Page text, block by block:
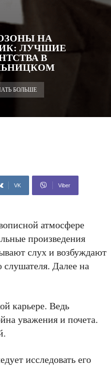
НА
ЛУЧШИЕ
В
БОЛЬШЕ
VK Viber
атмосфере
произведения
слух и возбуждают
Далее на
карьере. Ведь
уважения и почета.
исследовать его